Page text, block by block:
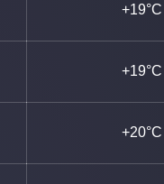
+19°C
+19°C
+20°C